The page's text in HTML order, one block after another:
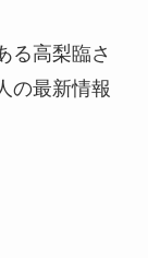
る高梨臨さ
の最新情報